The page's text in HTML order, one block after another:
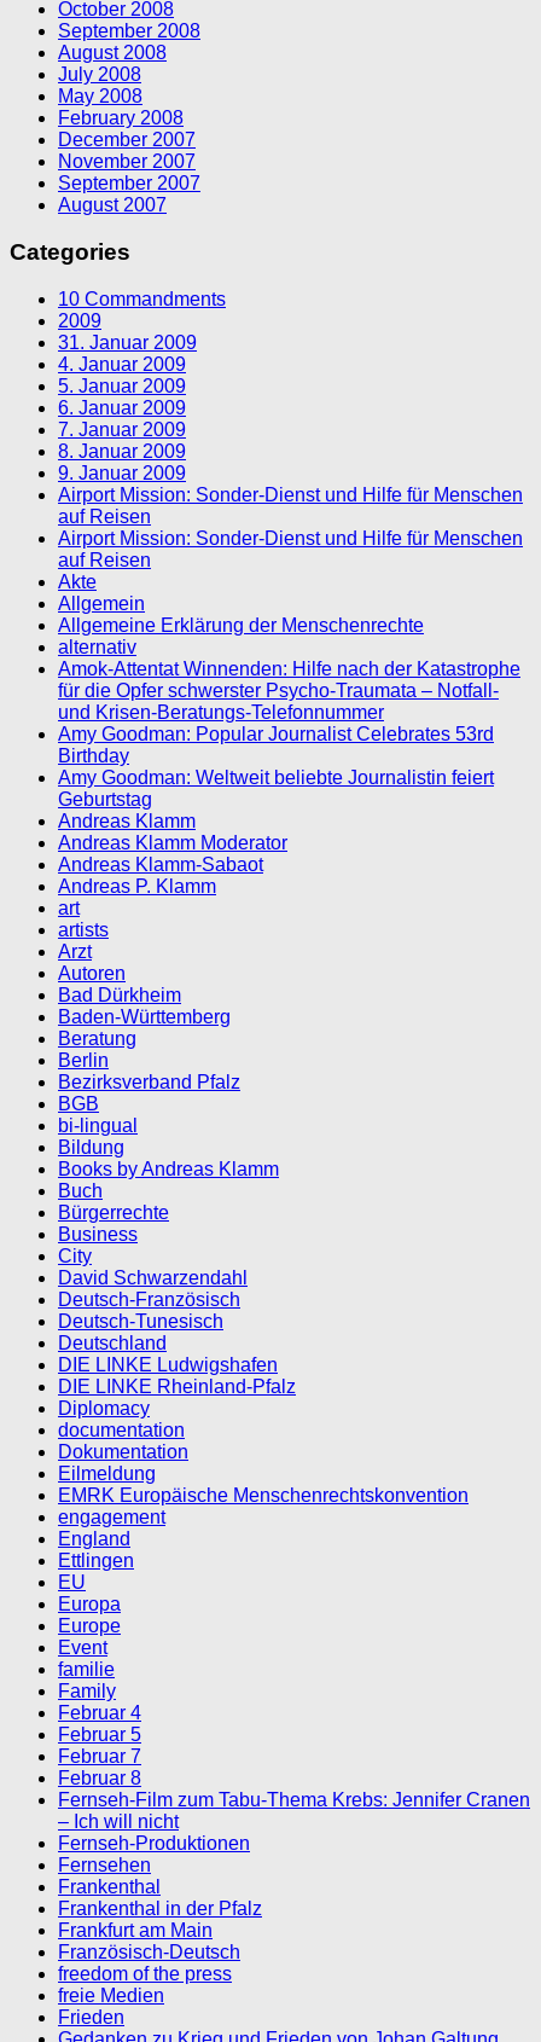
October 2008
September 2008
August 2008
July 2008
May 2008
February 2008
December 2007
November 2007
September 2007
August 2007
Categories
10 Commandments
2009
31. Januar 2009
4. Januar 2009
5. Januar 2009
6. Januar 2009
7. Januar 2009
8. Januar 2009
9. Januar 2009
Airport Mission: Sonder-Dienst und Hilfe für Menschen
auf Reisen
Airport Mission: Sonder-Dienst und Hilfe für Menschen
auf Reisen
Akte
Allgemein
Allgemeine Erklärung der Menschenrechte
alternativ
Amok-Attentat Winnenden: Hilfe nach der Katastrophe
für die Opfer schwerster Psycho-Traumata – Notfall-
und Krisen-Beratungs-Telefonnummer
Amy Goodman: Popular Journalist Celebrates 53rd
Birthday
Amy Goodman: Weltweit beliebte Journalistin feiert
Geburtstag
Andreas Klamm
Andreas Klamm Moderator
Andreas Klamm-Sabaot
Andreas P. Klamm
art
artists
Arzt
Autoren
Bad Dürkheim
Baden-Württemberg
Beratung
Berlin
Bezirksverband Pfalz
BGB
bi-lingual
Bildung
Books by Andreas Klamm
Buch
Bürgerrechte
Business
City
David Schwarzendahl
Deutsch-Französisch
Deutsch-Tunesisch
Deutschland
DIE LINKE Ludwigshafen
DIE LINKE Rheinland-Pfalz
Diplomacy
documentation
Dokumentation
Eilmeldung
EMRK Europäische Menschenrechtskonvention
engagement
England
Ettlingen
EU
Europa
Europe
Event
familie
Family
Februar 4
Februar 5
Februar 7
Februar 8
Fernseh-Film zum Tabu-Thema Krebs: Jennifer Cranen
– Ich will nicht
Fernseh-Produktionen
Fernsehen
Frankenthal
Frankenthal in der Pfalz
Frankfurt am Main
Französisch-Deutsch
freedom of the press
freie Medien
Frieden